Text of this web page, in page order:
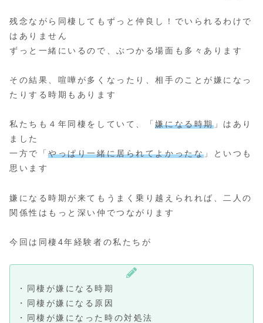
残念ながら同棲してもずっと仲良し！でいられるわけで
はありません
ずっと一緒にいるので、ぶつかる場面も多々あります
その結果、喧嘩が多くなったり、相手のことが嫌になっ
たりする時期もあります
私たちも４年同棲をしていて、「嫌になる時期」はあり
ました
一方で「やっぱり一緒に居られてよかったな 」といつも
思います
嫌になる時期が来てもうまく乗り越えられれば、二人の
関係性はもっと深い仲でつながります
今回は同棲4年経験者の私たちが
・同棲が嫌になる時期
・同棲が嫌になる原因
・同棲が嫌になった時の対処法